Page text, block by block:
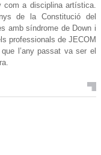
com a disciplina artística.
de la Constitució del
amb síndrome de Down i
professionals de JECOM
l’any passat va ser el